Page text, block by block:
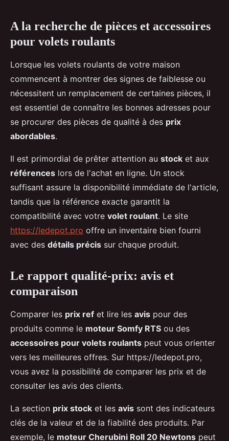
A la recherche de pièces et accessoires
pour volets roulants
Lorsque les volets roulants de votre maison
commencent à montrer des signes de faiblesse ou
nécessitent un remplacement de certaines pièces, il
est essentiel de connaître les bonnes adresses pour
se procurer des pièces de qualité à des prix
abordables.
Il est primordial de prêter attention au stock et aux
références lors de l'achat en ligne. Un stock
suffisant assure la disponibilité immédiate de l'article,
tandis que la référence exacte garantit la
compatibilité avec votre volet roulant. Le site
https://ledepot.pro offre un inventaire bien fourni
avec des détails précis sur chaque produit.
Le rapport qualité-prix: avis et
comparaison
Comparer les prix ref et lire les avis pour des
produits comme le moteur Somfy RTS ou des
accessoires pour volets roulants peut vous orienter
vers les meilleures offres. Sur https://ledepot.pro,
vous avez la possibilité de comparer les prix et de
consulter les avis des clients.
La section prix stock et les avis sont des indicateurs
clés de la valeur et de la fiabilité des produits. Par
exemple, le moteur Cherubini Roll 20 Newtons peut